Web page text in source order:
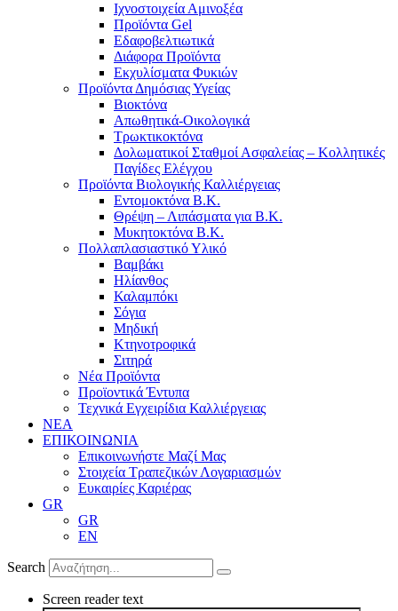
Ιχνοστοιχεία Αμινοξέα
Προϊόντα Gel
Εδαφοβελτιωτικά
Διάφορα Προϊόντα
Εκχυλίσματα Φυκιών
Προϊόντα Δημόσιας Υγείας
Βιοκτόνα
Απωθητικά-Οικολογικά
Τρωκτικοκτόνα
Δολωματικοί Σταθμοί Ασφαλείας – Κολλητικές
Παγίδες Ελέγχου
Προϊόντα Βιολογικής Καλλιέργειας
Εντομοκτόνα Β.Κ.
Θρέψη – Λιπάσματα για Β.Κ.
Μυκητοκτόνα Β.Κ.
Πολλαπλασιαστικό Υλικό
Βαμβάκι
Ηλίανθος
Καλαμπόκι
Σόγια
Μηδική
Κτηνοτροφικά
Σιτηρά
Νέα Προϊόντα
Προϊοντικά Έντυπα
Τεχνικά Εγχειρίδια Καλλιέργειας
ΝΕΑ
ΕΠΙΚΟΙΝΩΝΙΑ
Επικοινωνήστε Μαζί Μας
Στοιχεία Τραπεζικών Λογαριασμών
Ευκαιρίες Καριέρας
GR
GR
EN
Search
Screen reader text